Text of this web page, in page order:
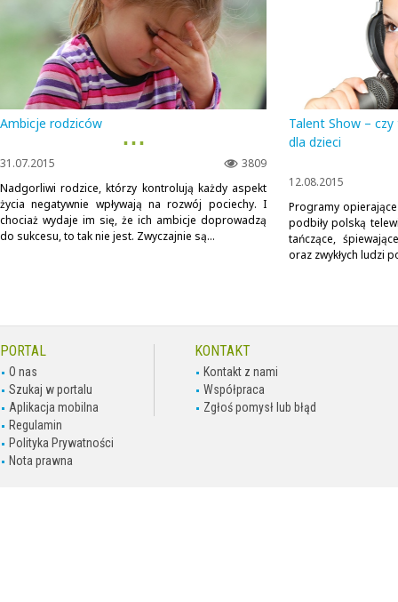
Ambicje rodziców
▪ ▪ ▪
3809
31.07.2015
Nadgorliwi rodzice, którzy kontrolują każdy aspekt
życia negatywnie wpływają na rozwój pociechy. I
chociaż wydaje im się, że ich ambicje doprowadzą
do sukcesu, to tak nie jest. Zwyczajnie są...
Talent Show –
dla dzieci
12.08.2015
Programy
podbiły polską
tańczące,
oraz zwykłych ludzi
PORTAL
O nas
Szukaj w portalu
Aplikacja mobilna
Regulamin
Polityka Prywatności
Nota prawna
KONTAKT
Kontakt z nami
Współpraca
Zgłoś pomysł lub błąd